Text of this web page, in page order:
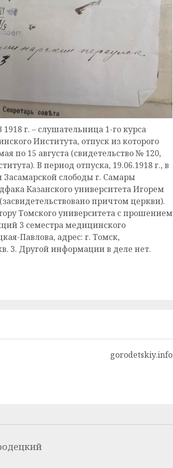
г. – слушательница 1-го курса
Института, отпуск из которого
по 15 августа (свидетельство № 120,
В период отпуска, 19.06.1918 г., в
слободы г. Самары
Казанского университета Игорем
причтом церкви).
Томского университета с прошением
3 семестра медицинского
Павлова, адрес: г. Томск,
3. Другой информации в деле нет.
gorodetskiy.info